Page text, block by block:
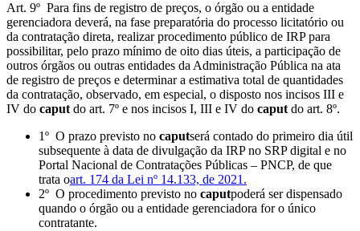
Art. 9º Para fins de registro de preços, o órgão ou a entidade
gerenciadora deverá, na fase preparatória do processo licitatório ou
da contratação direta, realizar procedimento público de IRP para
possibilitar, pelo prazo mínimo de oito dias úteis, a participação de
outros órgãos ou outras entidades da Administração Pública na ata
de registro de preços e determinar a estimativa total de quantidades
da contratação, observado, em especial, o disposto nos incisos III e
IV do caputdo art. 7º e nos incisos I, III e IV do caputdo art. 8º.
1º O prazo previsto no caputserá contado do primeiro dia útil
subsequente à data de divulgação da IRP no SRP digital e no
Portal Nacional de Contratações Públicas – PNCP, de que
trata oart. 174 da Lei nº 14.133, de 2021.
2º O procedimento previsto no caputpoderá ser dispensado
quando o órgão ou a entidade gerenciadora for o único
contratante.